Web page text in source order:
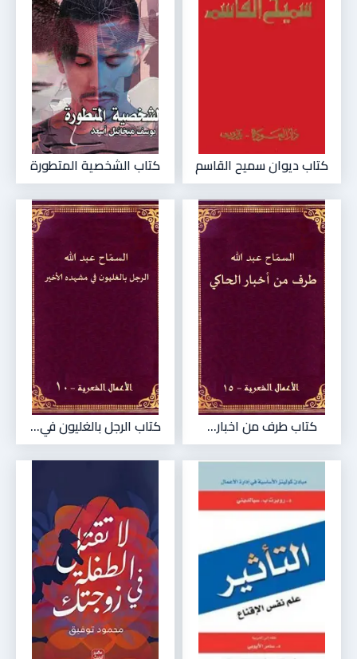
كتاب ديوان سميح القاسم كتاب الشخصية المتطورة
كتاب طرف من اخبار... كتاب الرجل بالغليون في...